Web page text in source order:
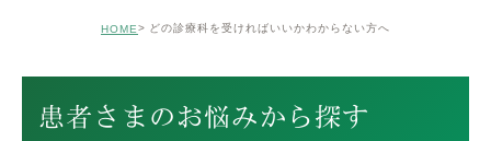
HOME どの診療科を受ければいいかわからない方へ
患者さまのお悩みから探す